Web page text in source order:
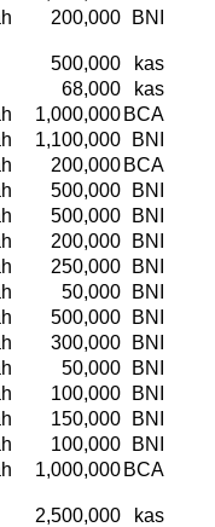
200,000 BNI
500,000
kas
68,000
kas
1,000,000 BCA
1,100,000
BNI
200,000 BCA
500,000
BNI
500,000
BNI
200,000
BNI
250,000
BNI
50,000
BNI
500,000
BNI
300,000
BNI
50,000
BNI
100,000
BNI
150,000
BNI
100,000
BNI
1,000,000 BCA
2,500,000
kas